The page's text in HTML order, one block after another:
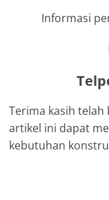
Informasi
Terima kasih
artikel ini dapat
kebutuhan